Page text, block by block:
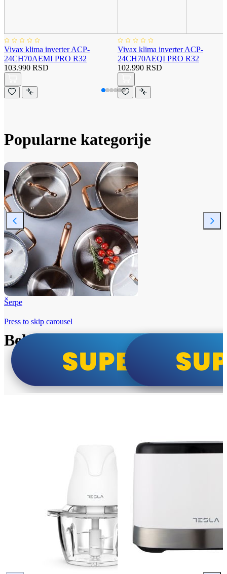
Vivax klima inverter ACP-
24CH70AEMI PRO R32
103.990 RSD
Vivax klima inverter ACP-
24CH70AEQI PRO R32
102.990 RSD
Popularne kategorije
Šerpe
Beko i Tesla super cene
Press to skip carousel